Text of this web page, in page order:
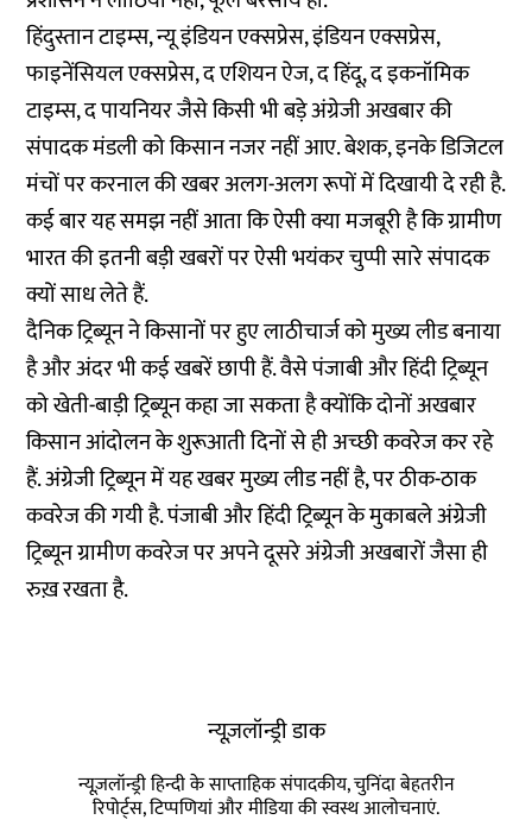
हिंदुस्तान टाइम्स, न्यू इंडियन एक्सप्रेस, इंडियन एक्सप्रेस,
फाइनेंसियल एक्सप्रेस, द एशियन ऐज, द हिंदू, द इकनॉमिक
टाइम्स, द पायनियर जैसे किसी भी बड़े अंग्रेजी अखबार की
संपादक मंडली को किसान नजर नहीं आए. बेशक, इनके डिजिटल
मंचों पर करनाल की खबर अलग-अलग रूपों में दिखायी दे रही है.
कई बार यह समझ नहीं आता कि ऐसी क्या मजबूरी है कि ग्रामीण
भारत की इतनी बड़ी खबरों पर ऐसी भयंकर चुप्पी सारे संपादक
क्यों साध लेते हैं.
दैनिक ट्रिब्यून ने किसानों पर हुए लाठीचार्ज को मुख्य लीड बनाया
है और अंदर भी कई खबरें छापी हैं. वैसे पंजाबी और हिंदी ट्रिब्यून
को खेती-बाड़ी ट्रिब्यून कहा जा सकता है क्योंकि दोनों अखबार
किसान आंदोलन के शुरूआती दिनों से ही अच्छी कवरेज कर रहे
हैं. अंग्रेजी ट्रिब्यून में यह खबर मुख्य लीड नहीं है, पर ठीक-ठाक
कवरेज की गयी है. पंजाबी और हिंदी ट्रिब्यून के मुकाबले अंग्रेजी
ट्रिब्यून ग्रामीण कवरेज पर अपने दूसरे अंग्रेजी अखबारों जैसा ही
रुख़ रखता है.
न्यूज़लॉन्ड्री डाक
न्यूज़लॉन्ड्री हिन्दी के साप्ताहिक संपादकीय, चुनिंदा बेहतरीन
रिपोर्ट्स, टिप्पणियां और मीडिया की स्वस्थ आलोचनाएं.